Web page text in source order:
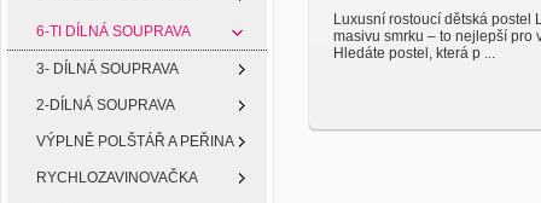
6-TI DÍLNÁ SOUPRAVA
3- DÍLNÁ SOUPRAVA
2-DÍLNÁ SOUPRAVA
VÝPLNĚ POLŠTÁŘ A PEŘINA
RYCHLOZAVINOVAČKA
Luxusní rostoucí dětská postel
masivu smrku – to nejlepší pro
Hledáte postel, která p ...